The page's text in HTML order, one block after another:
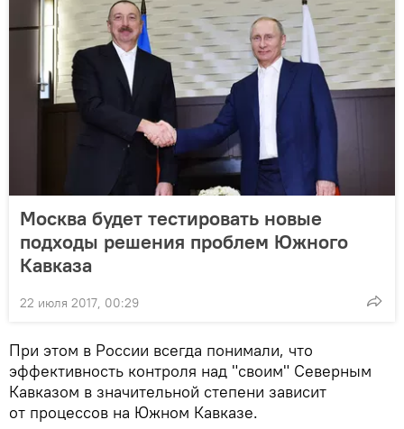
Москва будет тестировать новые
подходы решения проблем Южного
Кавказа
22 июля 2017, 00:29
При этом в России всегда понимали, что
эффективность контроля над "своим" Северным
Кавказом в значительной степени зависит
от процессов на Южном Кавказе.